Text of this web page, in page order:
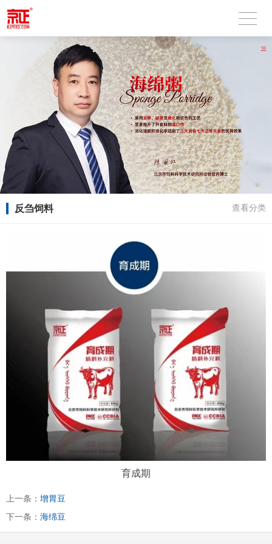
反刍饲料 查看分类
育成期
上一条： 增胃豆
下一条： 海绵豆